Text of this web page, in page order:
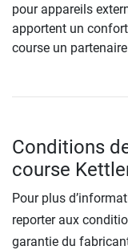
pour appareils
apportent un
course un
Conditions
course
Pour plus
reporter aux
garantie du